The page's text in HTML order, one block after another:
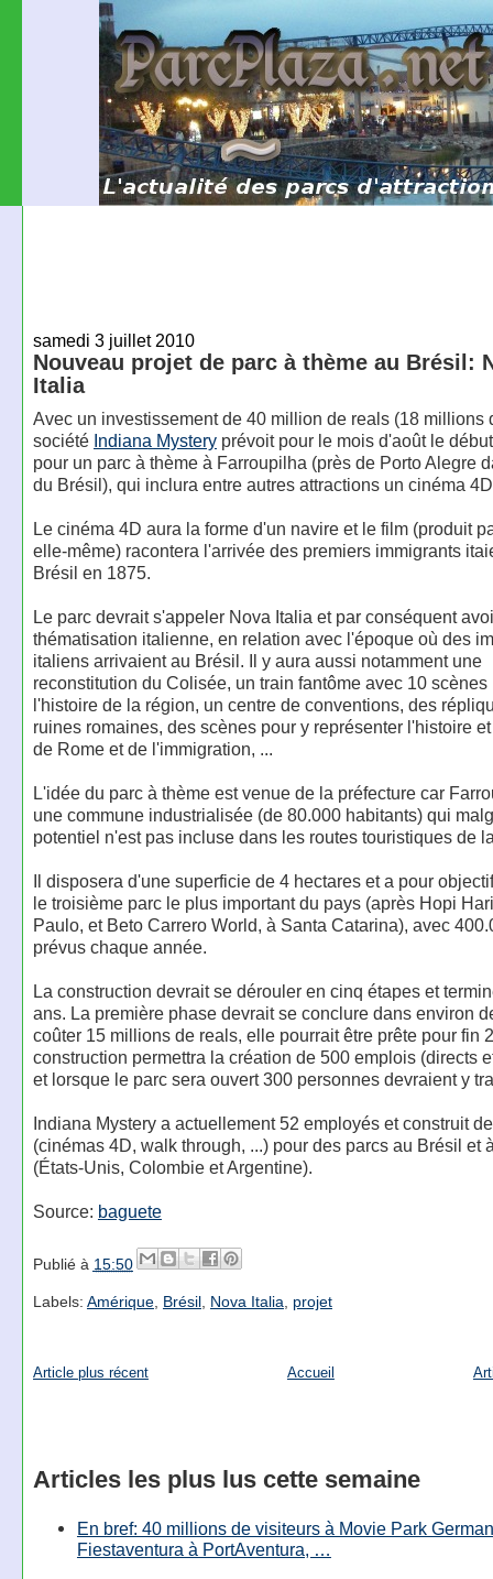
samedi 3 juillet 2010
Nouveau projet de parc à thème au Brésil:
Italia
Avec un investissement de 40 million de reals (18 millions
société Indiana Mysteryprévoit pour le mois d'août le
pour un parc à thème à Farroupilha (près de Porto Alegre
du Brésil), qui inclura entre autres attractions un cinéma
Le cinéma 4D aura la forme d'un navire et le film (produit
elle-même) racontera l'arrivée des premiers immigrants
Brésil en 1875.
Le parc devrait s'appeler Nova Italia et par conséquent
thématisation italienne, en relation avec l'époque où des
italiens arrivaient au Brésil. Il y aura aussi notamment une
reconstitution du Colisée, un train fantôme avec 10 scènes
l'histoire de la région, un centre de conventions, des
ruines romaines, des scènes pour y représenter l'histoire
de Rome et de l'immigration, ...
L'idée du parc à thème est venue de la préfecture car
une commune industrialisée (de 80.000 habitants) qui
potentiel n'est pas incluse dans les routes touristiques de
Il disposera d'une superficie de 4 hectares et a pour
le troisième parc le plus important du pays (après Hopi
Paulo, et Beto Carrero World, à Santa Catarina), avec
prévus chaque année.
La construction devrait se dérouler en cinq étapes et
ans. La première phase devrait se conclure dans environ
coûter 15 millions de reals, elle pourrait être prête pour fin
construction permettra la création de 500 emplois (directs
et lorsque le parc sera ouvert 300 personnes devraient y
Indiana Mystery a actuellement 52 employés et construit
(cinémas 4D, walk through, ...) pour des parcs au Brésil et
(États-Unis, Colombie et Argentine).
Source: baguete
Publié à 15:50
Labels: Amérique, Brésil, Nova Italia, projet
Article plus récent Accueil
Articles les plus lus cette semaine
En bref: 40 millions de visiteurs à Movie Park
Fiestaventura à PortAventura, …